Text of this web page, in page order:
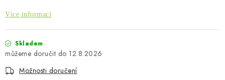
Kontakty O nás Doprava a platba
Moje objednávka
Napište nám
Více informací
Skladem
12.8.2026
Možnosti doručení